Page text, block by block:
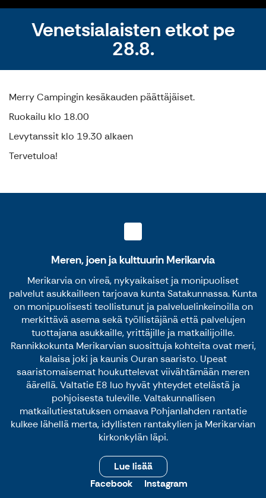
Venetsialaisten etkot pe
28.8.
Merry Campingin kesäkauden päättäjäiset.
Ruokailu klo 18.00
Levytanssit klo 19.30 alkaen
Tervetuloa!
Meren, joen ja kulttuurin Merikarvia
Merikarvia on vireä, nykyaikaiset ja monipuoliset
palvelut asukkailleen tarjoava kunta Satakunnassa. Kunta
on monipuolisesti teollistunut ja palveluelinkeinoilla on
merkittävä asema sekä työllistäjänä että palvelujen
tuottajana asukkaille, yrittäjille ja matkailijoille.
Rannikkokunta Merikarvian suosittuja kohteita ovat meri,
kalaisa joki ja kaunis Ouran saaristo. Upeat
saaristomaisemat houkuttelevat viivähtämään meren
äärellä. Valtatie E8 luo hyvät yhteydet etelästä ja
pohjoisesta tuleville. Valtakunnallisen
matkailutiestatuksen omaava Pohjanlahden rantatie
kulkee lähellä merta, idyllisten rantakylien ja Merikarvian
kirkonkylän läpi.
Lue lisää
Facebook
Instagram